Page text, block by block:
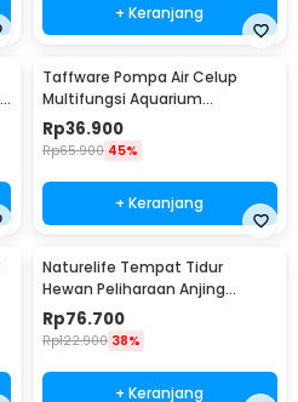
+ Keranjang
Taffware Pompa Air Celup
Multifungsi Aquarium
Submersible Pump 12V - QR30E
Rp36.900
Rp65.900 45%
+ Keranjang
Naturelife Tempat Tidur
Hewan Peliharaan Anjing
Kucing Pet Dog Bed Size L -
NR884
Rp76.700
Rp122.900 38%
+ Keranjang